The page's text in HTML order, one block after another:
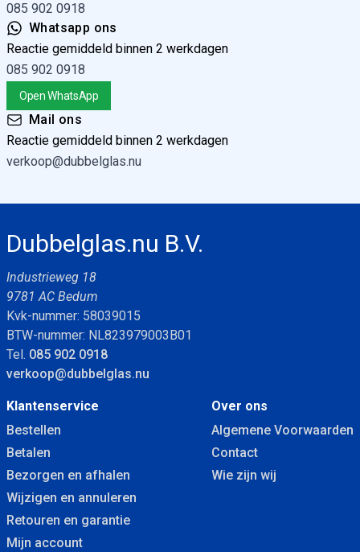
085 902 0918
Whatsapp ons
Reactie gemiddeld binnen 2 werkdagen
085 902 0918
Open WhatsApp
Mail ons
Reactie gemiddeld binnen 2 werkdagen
verkoop@dubbelglas.nu
Dubbelglas.nu B.V.
Industrieweg 18
9781 AC Bedum
Kvk-nummer: 58039015
BTW-nummer: NL823979003B01
Tel. 085 902 0918
verkoop@dubbelglas.nu
Klantenservice
Bestellen
Betalen
Bezorgen en afhalen
Wijzigen en annuleren
Retouren en garantie
Mijn account
Over ons
Algemene Voorwaarden
Contact
Wie zijn wij